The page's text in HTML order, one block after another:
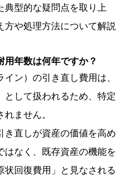
典型的な疑問点を取り上
方や処理方法について解説
用年数は何年ですか？
ン）の引き直し費用は、
として扱われるため、特定
ません。
き直しが資産の価値を高め
はなく、既存資産の機能を
状回復費用」と見なされる